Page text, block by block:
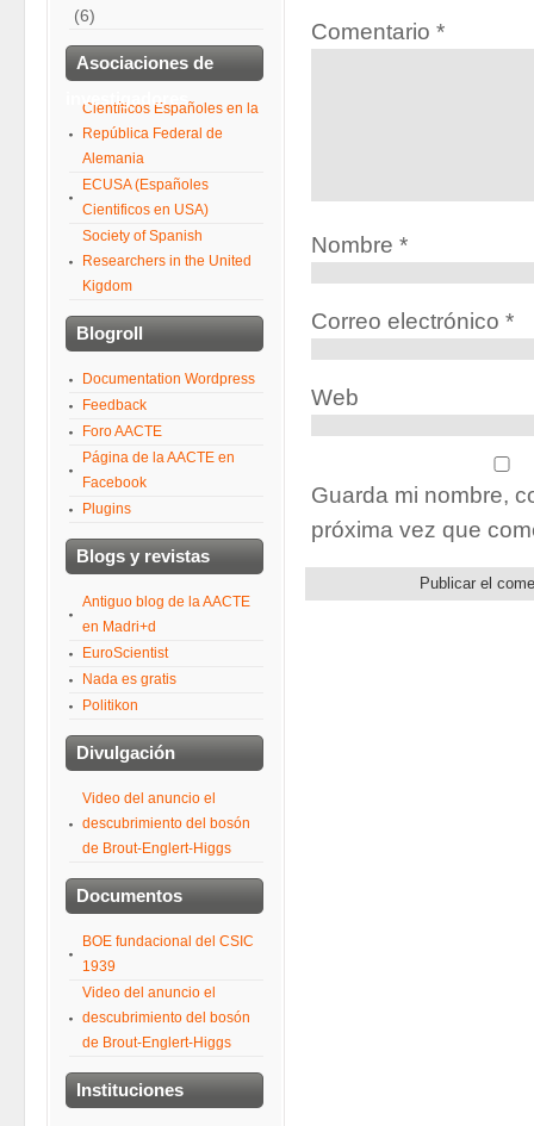
Comentario *
Nombre *
Correo electrónico *
Web
Guarda mi nombre,
próxima vez que
(6)
Asociaciones de
investigadores
Científicos Españoles en la
República Federal de
Alemania
ECUSA (Españoles
Cientificos en USA)
Society of Spanish
Researchers in the United
Kigdom
Blogroll
Documentation Wordpress
Feedback
Foro AACTE
Página de la AACTE en
Facebook
Plugins
Blogs y revistas
Antiguo blog de la AACTE
en Madri+d
EuroScientist
Nada es gratis
Politikon
Divulgación
Video del anuncio el
descubrimiento del bosón
de Brout-Englert-Higgs
Documentos
BOE fundacional del CSIC
1939
Video del anuncio el
descubrimiento del bosón
de Brout-Englert-Higgs
Instituciones